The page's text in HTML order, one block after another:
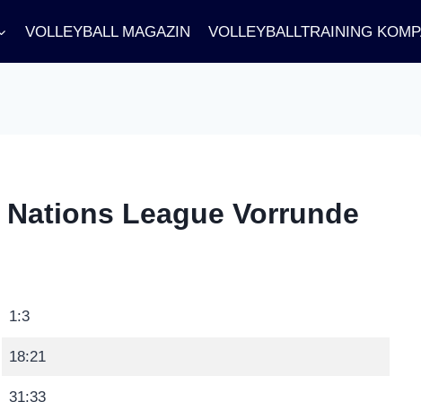
VOLLEYBALL MAGAZIN VOLLEYBALLTRAINING
League Vorrunde
1:3
18:21
31:33